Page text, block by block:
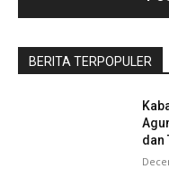
BERITA TERPOPULER
dan